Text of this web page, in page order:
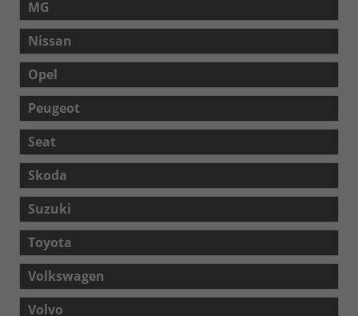
MG
Nissan
Opel
Peugeot
Seat
Skoda
Suzuki
Toyota
Volkswagen
Volvo